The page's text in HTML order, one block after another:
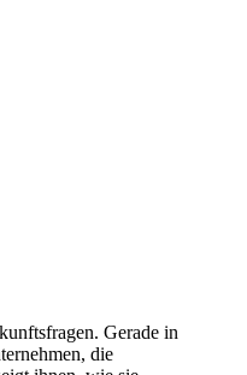
Gerade in
die